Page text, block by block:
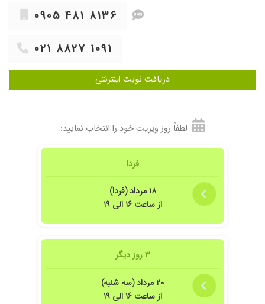
۰۹۰۵ ۴۸۱ ۸۱۳۶
۰۲۱ ۸۸۲۷ ۱۰۹۱
دریافت نوبت اینترنتی
لطفاً روز ویزیت خود را انتخاب نمایید:
فردا
۱۸ مرداد (فردا)
از ساعت ۱۶ الی ۱۹
۳ روز دیگر
۲۰ مرداد (سه شنبه)
از ساعت ۱۶ الی ۱۹